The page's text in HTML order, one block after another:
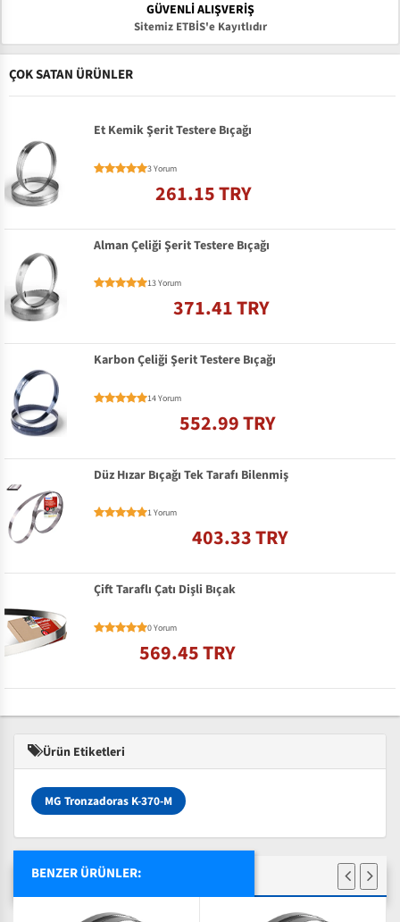
GÜVENLI ALIŞVERIŞ
Sitemiz ETBİS'e Kayıtlıdır
ÇOK SATAN ÜRÜNLER
Et Kemik Şerit Testere Bıçağı
3 Yorum
261.15 TRY
Alman Çeliği Şerit Testere Bıçağı
13 Yorum
371.41 TRY
Karbon Çeliği Şerit Testere Bıçağı
14 Yorum
552.99 TRY
Düz Hızar Bıçağı Tek Tarafı Bilenmiş
1 Yorum
403.33 TRY
Çift Taraflı Çatı Dişli Bıçak
0 Yorum
569.45 TRY
Ürün Etiketleri
MG Tronzadoras K-370-M
BENZER ÜRÜNLER: